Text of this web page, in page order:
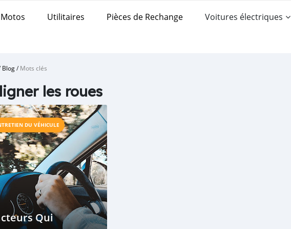
Motos Utilitaires Pièces de Rechange Voitures électriques
Blog/Mots clés
les roues
DU VÉHICULE
Qui